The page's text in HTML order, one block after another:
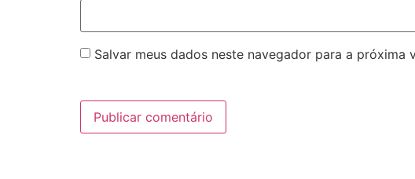
Salvar meus dados neste navegador para a próxima